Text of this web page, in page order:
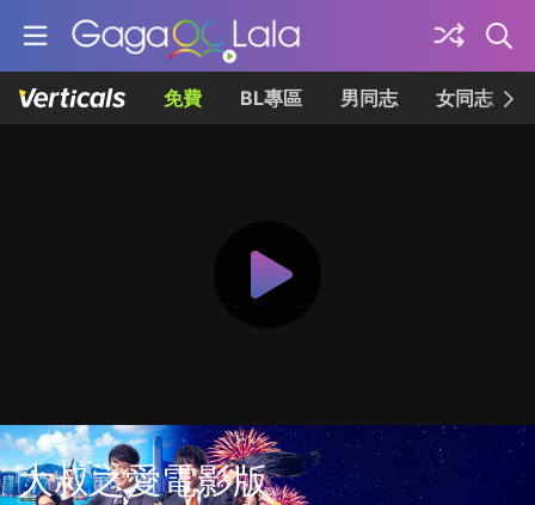
免費 BL專區 男同志 女同志
大叔之愛電影版